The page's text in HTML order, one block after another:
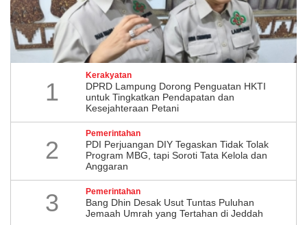
1
Kerakyatan
DPRD Lampung Dorong Penguatan HKTI
untuk Tingkatkan Pendapatan dan
Kesejahteraan Petani
2
Pemerintahan
PDI Perjuangan DIY Tegaskan Tidak Tolak
Program MBG, tapi Soroti Tata Kelola dan
Anggaran
3 Pemerintahan
Bang Dhin Desak Usut Tuntas Puluhan
Jemaah Umrah yang Tertahan di Jeddah